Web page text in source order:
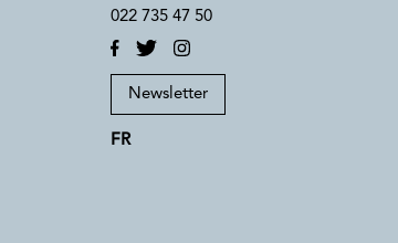
022 735 47 50
Newsletter
FR